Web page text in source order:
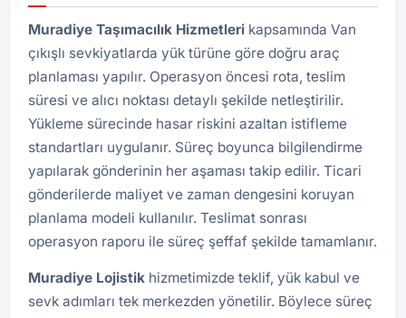
Muradiye Taşımacılık Hizmetleri kapsamında Van
çıkışlı sevkiyatlarda yük türüne göre doğru araç
planlaması yapılır. Operasyon öncesi rota, teslim
süresi ve alıcı noktası detaylı şekilde netleştirilir.
Yükleme sürecinde hasar riskini azaltan istifleme
standartları uygulanır. Süreç boyunca bilgilendirme
yapılarak gönderinin her aşaması takip edilir. Ticari
gönderilerde maliyet ve zaman dengesini koruyan
planlama modeli kullanılır. Teslimat sonrası
operasyon raporu ile süreç şeffaf şekilde tamamlanır.
Muradiye Lojistik hizmetimizde teklif, yük kabul ve
sevk adımları tek merkezden yönetilir. Böylece süreç